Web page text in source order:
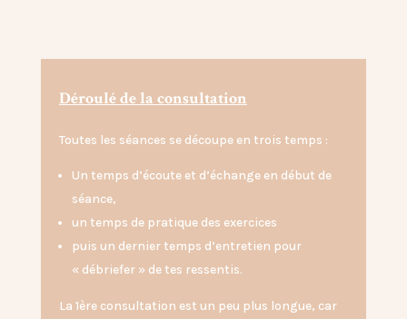
Déroulé de la consultation
Toutes les séances se découpe en trois temps : ⁣
Un temps d’écoute et d’échange en début de
séance,
un temps de pratique des exercices
puis un dernier temps d’entretien pour
« débriefer » de tes ressentis.⁣
La 1ère consultation est un peu plus longue, car